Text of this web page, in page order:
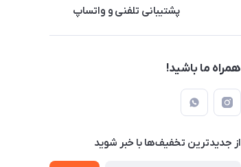
پشتیبانی تلفنی و واتساپ
همراه ما باشید!
از جدید‌ترین تخفیف‌ها با‌ خبر شوید